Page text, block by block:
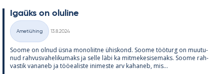
Igaüks on olu­line
Kategooriad
Ametiühing
13.8.2024
Soome on ol­nud üsna mo­no­liitne ühis­kond. Soome töö­turg on muu­tu­
nud rah­vus­va­he­li­ku­maks ja selle läbi ka mit­me­ke­si­se­maks. Soome rah­
vas­tik va­na­neb ja töö­ea­liste ini­meste arv ka­ha­neb, mis...